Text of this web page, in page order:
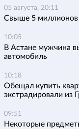
05 августа, 20:11
Свыше 5 миллионов
10:05
В Астане мужчина
автомобиль
10:18
Обещал купить
экстрадировали из
09:51
Некоторые